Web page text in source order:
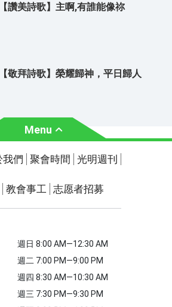
【讚美詩歌】主啊,有誰能像祢
【敬拜詩歌】榮耀歸神，平日歸人
Menu
聚會時間
學習聖經
聖經故事
圖庫
聖經金句
我們 聚會時間 光明週刊
教會事工 志愿者招募
週日 8:00 AM—12:30 AM
週二 7:00 PM—9:00 PM
週四 8:30 AM—10:30 AM
週三 7:30 PM—9:30 PM